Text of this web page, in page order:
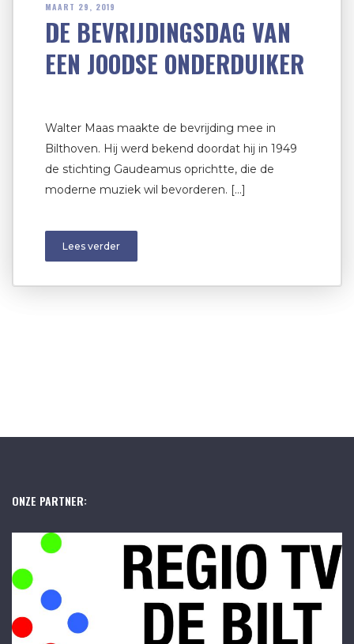
MAART 29, 2019
DE BEVRIJDINGSDAG VAN
EEN JOODSE ONDERDUIKER
Walter Maas maakte de bevrijding mee in
Bilthoven. Hij werd bekend doordat hij in 1949
de stichting Gaudeamus oprichtte, die de
moderne muziek wil bevorderen. […]
Lees verder
ONZE PARTNER: